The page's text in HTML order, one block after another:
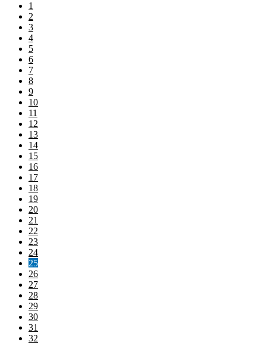
1
2
3
4
5
6
7
8
9
10
11
12
13
14
15
16
17
18
19
20
21
22
23
24
25
26
27
28
29
30
31
32